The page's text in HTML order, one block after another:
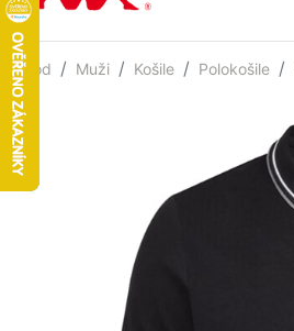
Úvod Muži Košile Polokošile